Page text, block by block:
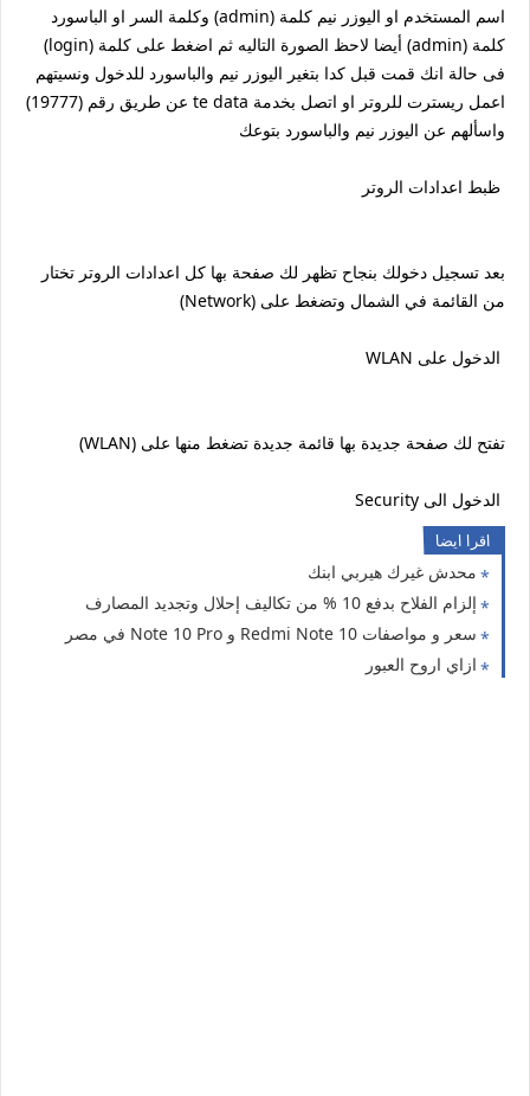
اسم المستخدم او اليوزر نيم كلمة (admin) وكلمة السر او الباسورد
كلمة (admin) أيضا لاحظ الصورة التاليه ثم اضغط على كلمة (login)
فى حالة انك قمت قبل كدا بتغير اليوزر نيم والباسورد للدخول ونسيتهم
اعمل ريسترت للروتر او اتصل بخدمة te data عن طريق رقم (19777)
واسألهم عن اليوزر نيم والباسورد بتوعك
ظبط اعدادات الروتر
بعد تسجيل دخولك بنجاح تظهر لك صفحة بها كل اعدادات الروتر تختار
من القائمة في الشمال وتضغط على (Network)
الدخول على WLAN
تفتح لك صفحة جديدة بها قائمة جديدة تضغط منها على (WLAN)
الدخول الى Security
اقرا ايضا
محدش غيرك هيربي ابنك
إلزام الفلاح بدفع 10 % من تكاليف إحلال وتجديد المصارف
سعر و مواصفات Redmi Note 10 و Note 10 Pro في مصر
ازاي اروح العبور